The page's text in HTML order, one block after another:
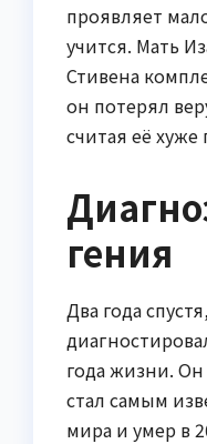
проявляет
учится. Мать
Стивена
он потерял
считая её
гения
Два года
года жизни.
стал самым
мира и умер в